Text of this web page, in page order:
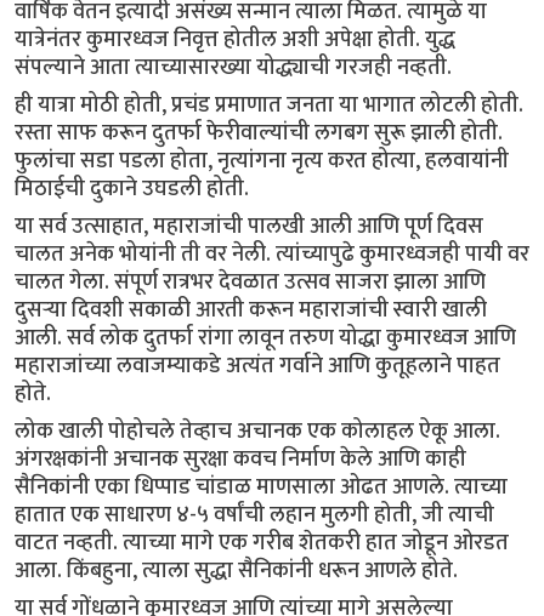
वार्षिक वेतन इत्यादी असंख्य सन्मान त्याला मिळत. त्यामुळे या
यात्रेनंतर कुमारध्वज निवृत्त होतील अशी अपेक्षा होती. युद्ध
संपल्याने आता त्याच्यासारख्या योद्ध्याची गरजही नव्हती.
ही यात्रा मोठी होती, प्रचंड प्रमाणात जनता या भागात लोटली होती.
रस्ता साफ करून दुतर्फा फेरीवाल्यांची लगबग सुरू झाली होती.
फुलांचा सडा पडला होता, नृत्यांगना नृत्य करत होत्या, हलवायांनी
मिठाईची दुकाने उघडली होती.
या सर्व उत्साहात, महाराजांची पालखी आली आणि पूर्ण दिवस
चालत अनेक भोयांनी ती वर नेली. त्यांच्यापुढे कुमारध्वजही पायी वर
चालत गेला. संपूर्ण रात्रभर देवळात उत्सव साजरा झाला आणि
दुसऱ्या दिवशी सकाळी आरती करून महाराजांची स्वारी खाली
आली. सर्व लोक दुतर्फा रांगा लावून तरुण योद्धा कुमारध्वज आणि
महाराजांच्या लवाजम्याकडे अत्यंत गर्वाने आणि कुतूहलाने पाहत
होते.
लोक खाली पोहोचले तेव्हाच अचानक एक कोलाहल ऐकू आला.
अंगरक्षकांनी अचानक सुरक्षा कवच निर्माण केले आणि काही
सैनिकांनी एका धिप्पाड चांडाळ माणसाला ओढत आणले. त्याच्या
हातात एक साधारण ४-५ वर्षांची लहान मुलगी होती, जी त्याची
वाटत नव्हती. त्याच्या मागे एक गरीब शेतकरी हात जोडून ओरडत
आला. किंबहुना, त्याला सुद्धा सैनिकांनी धरून आणले होते.
या सर्व गोंधळाने कुमारध्वज आणि त्यांच्या मागे असलेल्या